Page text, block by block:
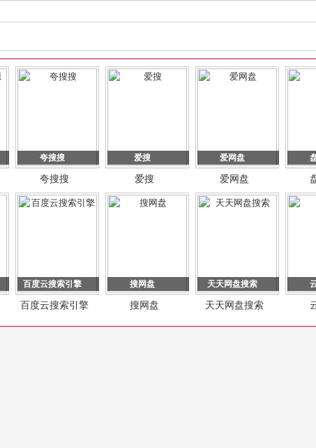
夸搜搜
夸搜搜
爱搜
爱搜
爱网盘
爱网盘
百度云搜索引擎
百度云搜索引擎
搜网盘
搜网盘
天天网盘搜索
天天网盘搜索